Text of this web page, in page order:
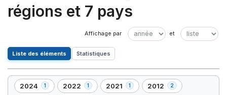
régions et 7 pays
Liste des éléments Statistiques
2024 1
,
2022 1
,
2021 1
,
2012 2
,